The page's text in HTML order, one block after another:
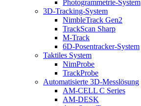
Photogrammetrie-System
3D-Tracking-System
NimbleTrack Gen2
TrackScan Sharp
M-Track
6D-Posentracker-System
Taktiles System
NimProbe
TrackProbe
Automatisierte 3D-Messlösung
AM-CELL C Series
AM-DESK